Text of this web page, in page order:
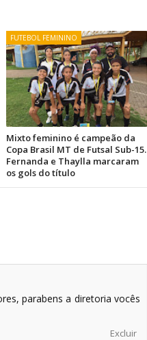
FUTEBOL FEMININO
Mixto feminino é campeão da
Copa Brasil MT de Futsal Sub-15.
Fernanda e Thaylla marcaram
os gols do título
parabens a diretoria vocês
Excluir